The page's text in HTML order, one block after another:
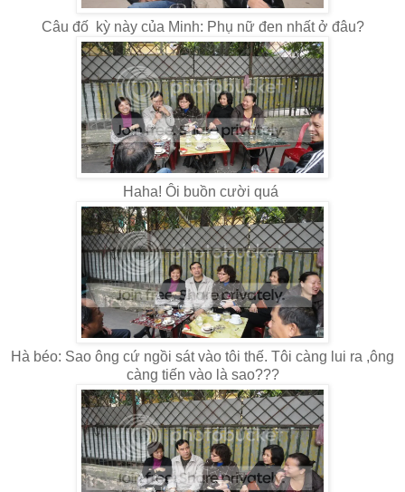
Câu đố kỳ này của Minh: Phụ nữ đen nhất ở đâu?
Haha! Ôi buồn cười quá
Hà béo: Sao ông cứ ngồi sát vào tôi thế. Tôi càng lui ra ,ông
càng tiến vào là sao???